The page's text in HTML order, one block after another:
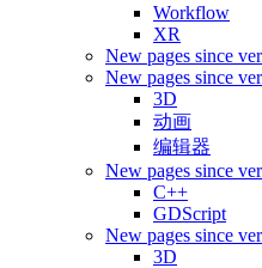
Workflow
XR
New pages since
New pages since
3D
动画
编辑器
New pages since
C++
GDScript
New pages since
3D